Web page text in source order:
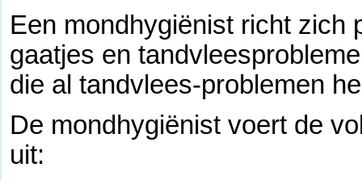
Een mondhygiënist richt zich
gaatjes en
die al tandvlees-problemen
De mondhygiënist voert de
uit: